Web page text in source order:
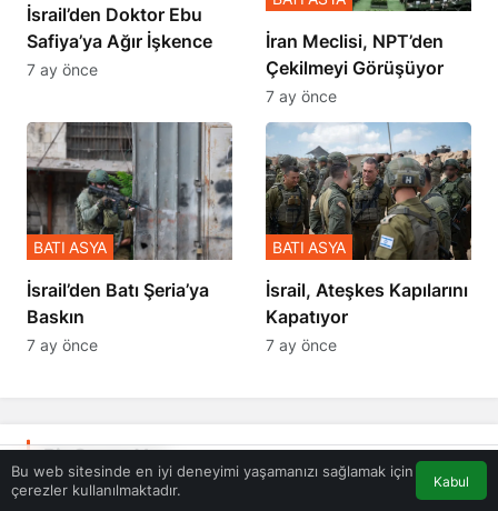
İsrail’den Doktor Ebu
Safiya’ya Ağır İşkence
7 ay önce
İran Meclisi, NPT’den
Çekilmeyi Görüşüyor
7 ay önce
​​​​​​​İsrail’den Batı Şeria’ya
Baskın
BATI ASYA
7 ay önce
İsrail, Ateşkes Kapılarını
Kapatıyor
BATI ASYA
7 ay önce
Bir Cevap Yaz
Gerekli alanlar*
Bu web sitesinde en iyi deneyimi yaşamanızı sağlamak için
çerezler kullanılmaktadır.
Kabul
Anasayfa Akış Trafik